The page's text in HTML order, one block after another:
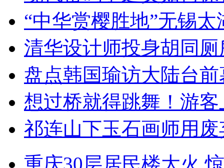
“中华赏樱胜地”无锡
清华设计师投身胡同
盘点韩国瑜访大陆台
想过桥就得跳舞！游客
祁连山下玉石画师用
重庆30层居民楼大火